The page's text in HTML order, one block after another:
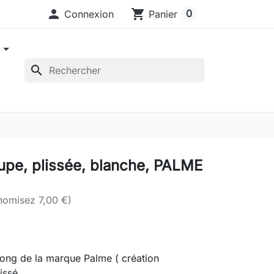
 Connexion shopping_cart Panier 0
search
plissée, blanche, PALME
7,00 €)
de la marque Palme ( création